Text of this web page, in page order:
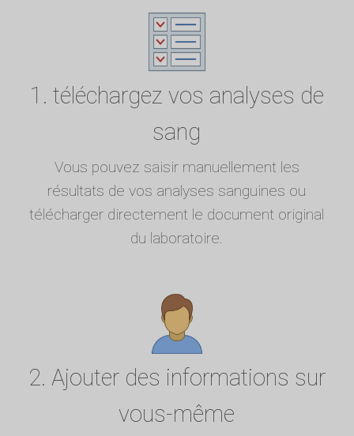
1. téléchargez vos analyses de
sang
Vous pouvez saisir manuellement les
résultats de vos analyses sanguines ou
télécharger directement le document original
du laboratoire.
2. Ajouter des informations sur
vous-même